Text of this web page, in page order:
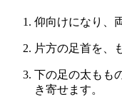
仰向けになり、
片方の足首を、
下の足の太もも
き寄せます。